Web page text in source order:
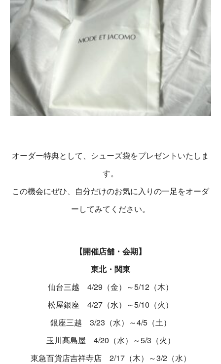
オーダー特典として、シューズ袋をプレゼントいたしま
す。
この機会にぜひ、自分だけのお気に入りの一足をオーダ
ーしてみてください。
【開催店舗・会期】
東北・関東
仙台三越 4/29（金）～5/12（木）
松屋銀座 4/27（水）～5/10（火）
銀座三越 3/23（水）～4/5（土）
玉川髙島屋 4/20（水）～5/3（火）
東急百貨店吉祥寺店 2/17（木）～3/2（水）